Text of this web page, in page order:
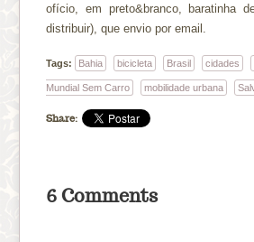
ofício, em preto&branco, baratinha
distribuir), que envio por email.
Tags: Bahia bicicleta Brasil cidades
Mundial Sem Carro mobilidade urbana
Share:
6 Comments